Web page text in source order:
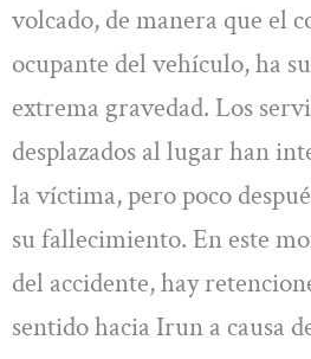
volcado, de manera que el
ocupante del vehículo, ha
extrema gravedad. Los
desplazados al lugar han
la víctima, pero poco
su fallecimiento. En este
del accidente, hay
sentido hacia Irun a causa